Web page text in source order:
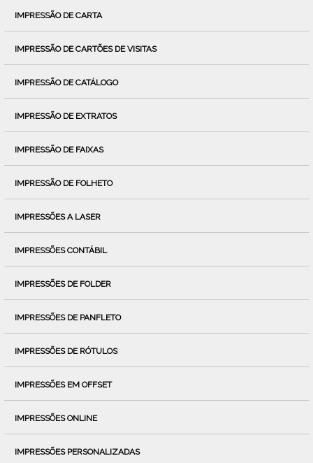
IMPRESSÃO DE CARTA
IMPRESSÃO DE CARTÕES DE VISITAS
IMPRESSÃO DE CATÁLOGO
IMPRESSÃO DE EXTRATOS
IMPRESSÃO DE FAIXAS
IMPRESSÃO DE FOLHETO
IMPRESSÕES A LASER
IMPRESSÕES CONTÁBIL
IMPRESSÕES DE FOLDER
IMPRESSÕES DE PANFLETO
IMPRESSÕES DE RÓTULOS
IMPRESSÕES EM OFFSET
IMPRESSÕES ONLINE
IMPRESSÕES PERSONALIZADAS